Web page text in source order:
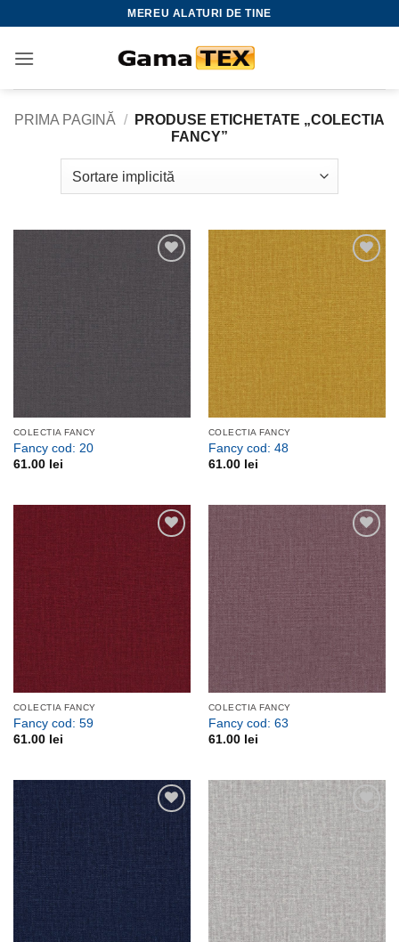
content
MEREU ALATURI DE TINE
PRIMA PAGINĂ /
PRODUSE ETICHETATE „COLECTIA
FANCY”
COLECTIA FANCY
Fancy cod: 20
61.00 lei
Adauga
la
favorite
COLECTIA FANCY
Fancy cod: 48
61.00 lei
COLECTIA FANCY
Fancy cod: 59
61.00 lei
Adauga
la
favorite
COLECTIA FANCY
Fancy cod: 63
61.00 lei
favorite
Adauga
la
favorite